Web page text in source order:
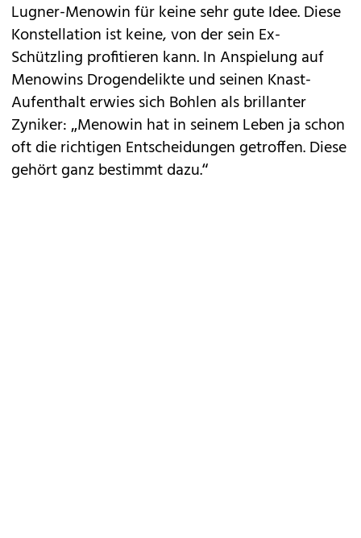
Lugner-Menowin für keine sehr gute Idee. Diese
Konstellation ist keine, von der sein Ex-
Schützling profitieren kann. In Anspielung auf
Menowins Drogendelikteund seinen Knast-
Aufenthalt erwies sich Bohlen als brillanter
Zyniker: „Menowin hat in seinem Leben ja schon
oft die richtigen Entscheidungen getroffen. Diese
gehört ganz bestimmt dazu.“